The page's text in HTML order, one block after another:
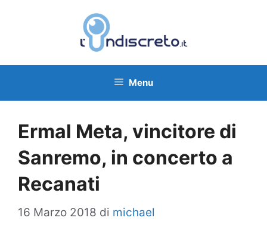
Menu
Ermal Meta, vincitore di
Sanremo, in concerto a
Recanati
16 Marzo 2018 di michael